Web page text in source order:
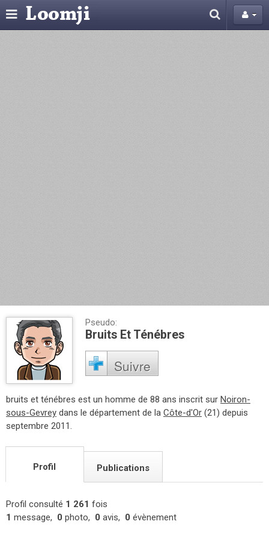
Pseudo:
Bruits Et Ténébres
Suivre
bruits et ténébres est un homme de 88 ans inscrit sur Noiron-
sous-Gevrey dans le département de la Côte-d'Or (21) depuis
septembre 2011.
Profil Publications
Profil consulté 1 261 fois
1 message, 0 photo, 0 avis, 0 évènement